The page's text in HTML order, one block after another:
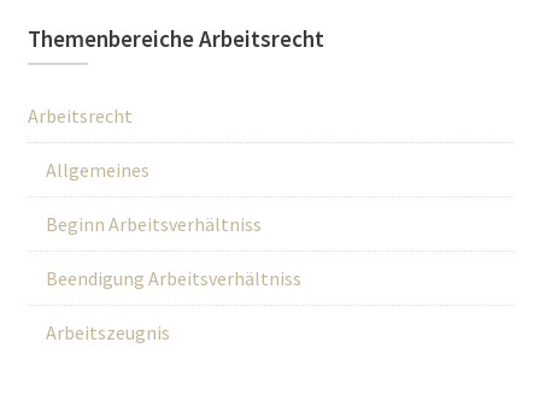
Themenbereiche Arbeitsrecht
Arbeitsrecht
Allgemeines
Beginn Arbeitsverhältniss
Beendigung Arbeitsverhältniss
Arbeitszeugnis